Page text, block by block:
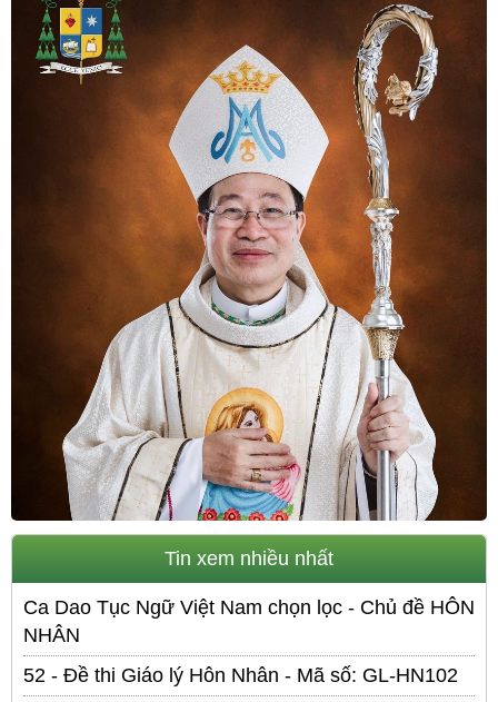
Tin xem nhiều nhất
Ca Dao Tục Ngữ Việt Nam chọn lọc - Chủ đề HÔN
NHÂN
52 - Đề thi Giáo lý Hôn Nhân - Mã số: GL-HN102